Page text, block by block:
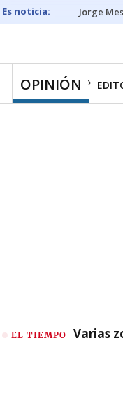
Jorge
OPINIÓN
EL TIEMPO Varias